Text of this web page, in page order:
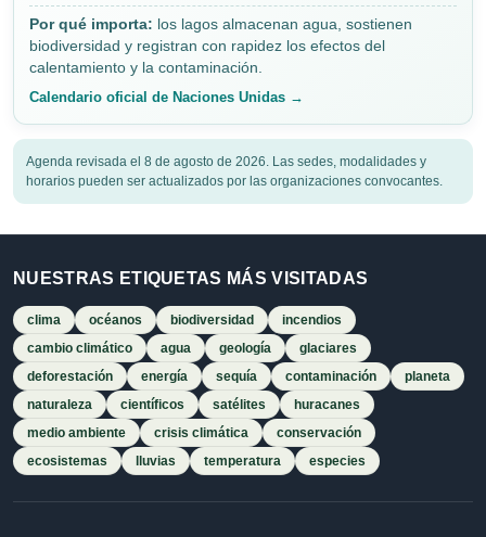
Por qué importa: los lagos almacenan agua, sostienen
biodiversidad y registran con rapidez los efectos del
calentamiento y la contaminación.
Calendario oficial de Naciones Unidas →
Agenda revisada el 8 de agosto de 2026. Las sedes, modalidades y
horarios pueden ser actualizados por las organizaciones convocantes.
NUESTRAS ETIQUETAS MÁS VISITADAS
clima océanos biodiversidad
incendios
cambio climático
agua geología
glaciares
deforestación
energía sequía contaminación
planeta
naturaleza
científicos satélites
huracanes
medio ambiente
crisis climática
conservación
ecosistemas
lluvias temperatura especies